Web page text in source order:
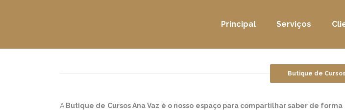
Principal Serviços
Butique de
A Butique de Cursos Ana Vaz é o nosso espaço para compartilhar saber de